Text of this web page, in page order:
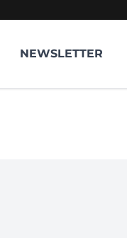
NEWSLETTER